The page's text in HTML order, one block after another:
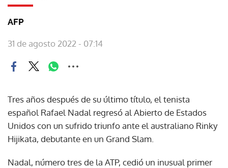
AFP
31 de agosto 2022 - 07:14
Tres años después de su último título, el tenista
español Rafael Nadal regresó al Abierto de Estados
Unidos con un sufrido triunfo ante el australiano Rinky
Hijikata, debutante en un Grand Slam.
Nadal, número tres de la ATP, cedió un inusual primer